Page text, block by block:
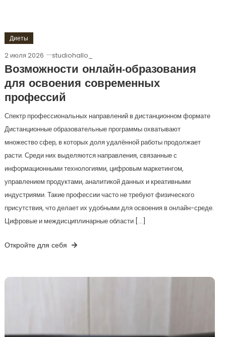
Диеты
2 июля 2026 studiohallo_
Возможности онлайн-образования
для освоения современных
профессий
Спектр профессиональных направлений в дистанционном формате
Дистанционные образовательные программы охватывают
множество сфер, в которых доля удалённой работы продолжает
расти. Среди них выделяются направления, связанные с
информационными технологиями, цифровым маркетингом,
управлением продуктами, аналитикой данных и креативными
индустриями. Такие профессии часто не требуют физического
присутствия, что делает их удобными для освоения в онлайн-среде.
Цифровые и междисциплинарные области […]
Откройте для себя